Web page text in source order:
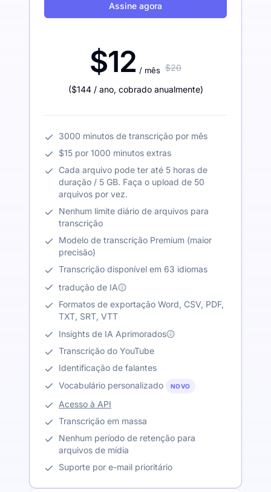
Assine agora
$12 / mês $20
($144 / ano, cobrado anualmente)
3000 minutos de transcrição por mês
$15 por 1000 minutos extras
Cada arquivo pode ter até 5 horas de
duração / 5 GB. Faça o upload de 50
arquivos por vez.
Nenhum limite diário de arquivos para
transcrição
Modelo de transcrição Premium (maior
precisão)
Transcrição disponível em 63 idiomas
tradução de IA
Formatos de exportação Word, CSV, PDF,
TXT, SRT, VTT
Insights de IA Aprimorados
Transcrição do YouTube
Identificação de falantes
Vocabulário personalizado
NOVO
Acesso à API
Transcrição em massa
Nenhum período de retenção para
arquivos de mídia
Suporte por e-mail prioritário